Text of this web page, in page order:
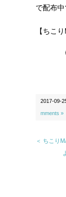
で配布中
【ちこり
2017-09-
mments »
＜ ちこり